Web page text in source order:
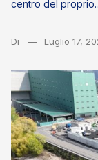
centro del
Di Luglio 17,